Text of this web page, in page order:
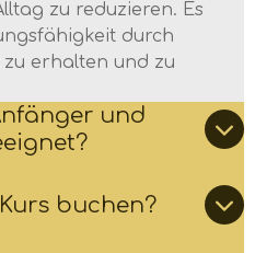
zu reduzieren. Es
durch
erhalten und zu
und
buchen?